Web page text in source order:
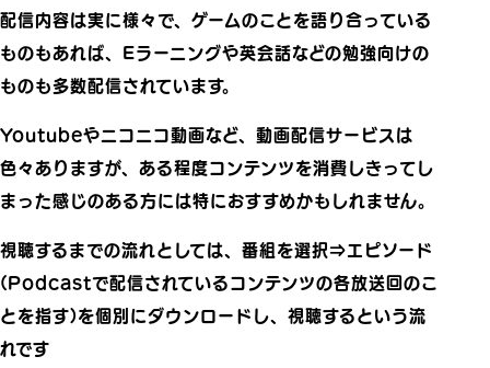
配信内容は実に様々で、ゲームのことを語り合っている
ものもあれば、Eラーニングや英会話などの勉強向けの
ものも多数配信されています。
Youtubeやニコニコ動画など、動画配信サービスは
色々ありますが、ある程度コンテンツを消費しきってし
まった感じのある方には特におすすめかもしれません。
視聴するまでの流れとしては、番組を選択⇒エピソード
(Podcastで配信されているコンテンツの各放送回のこ
とを指す)を個別にダウンロードし、視聴するという流
れです